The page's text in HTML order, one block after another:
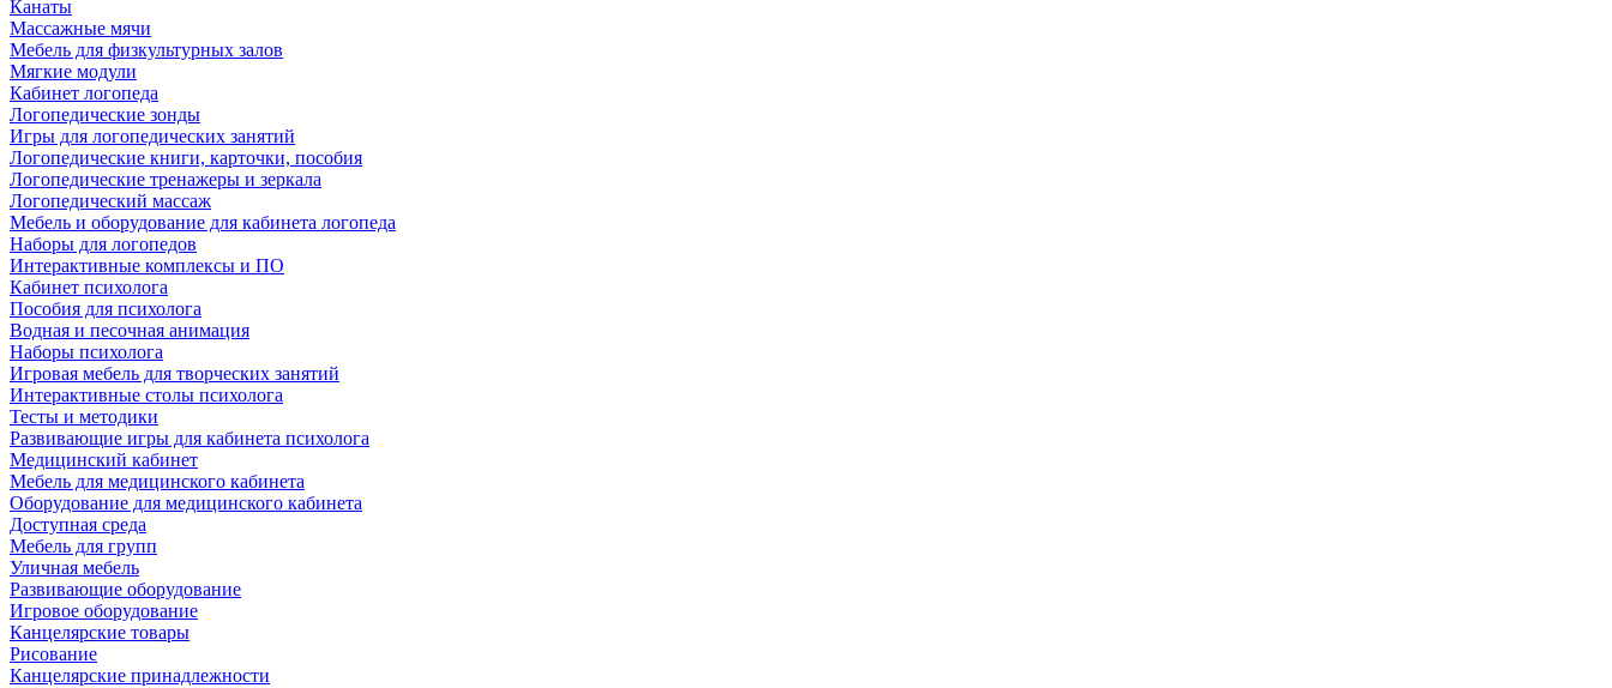
Канаты
Массажные мячи
Мебель для физкультурных залов
Мягкие модули
Кабинет логопеда
Логопедические зонды
Игры для логопедических занятий
Логопедические книги, карточки, пособия
Логопедические тренажеры и зеркала
Логопедический массаж
Мебель и оборудование для кабинета логопеда
Наборы для логопедов
Интерактивные комплексы и ПО
Кабинет психолога
Пособия для психолога
Водная и песочная анимация
Наборы психолога
Игровая мебель для творческих занятий
Интерактивные столы психолога
Тесты и методики
Развивающие игры для кабинета психолога
Медицинский кабинет
Мебель для медицинского кабинета
Оборудование для медицинского кабинета
Доступная среда
Мебель для групп
Уличная мебель
Развивающие оборудование
Игровое оборудование
Канцелярские товары
Рисование
Канцелярские принадлежности